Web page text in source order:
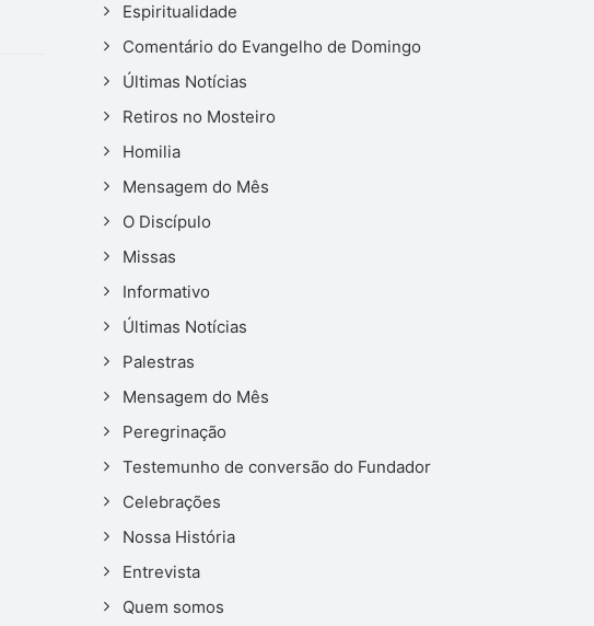
Espiritualidade
Comentário do Evangelho de Domingo
Últimas Notícias
Retiros no Mosteiro
Homilia
Mensagem do Mês
O Discípulo
Missas
Informativo
Últimas Notícias
Palestras
Mensagem do Mês
Peregrinação
Testemunho de conversão do Fundador
Celebrações
Nossa História
Entrevista
Quem somos